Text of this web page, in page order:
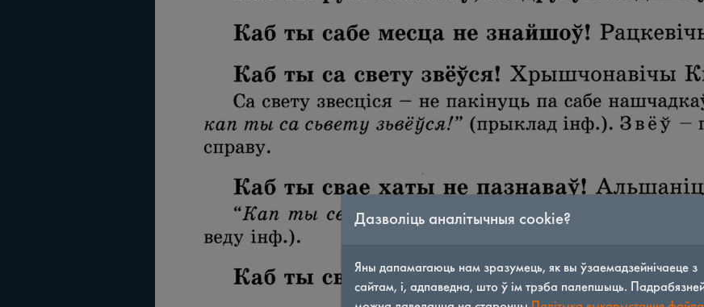
Дазволіць аналітычныя cookie?
Яны дапамагаюць нам зразумець, як вы ўзаемадзейнічаеце з
сайтам, і, адпаведна, што ў ім трэба палепшыць.